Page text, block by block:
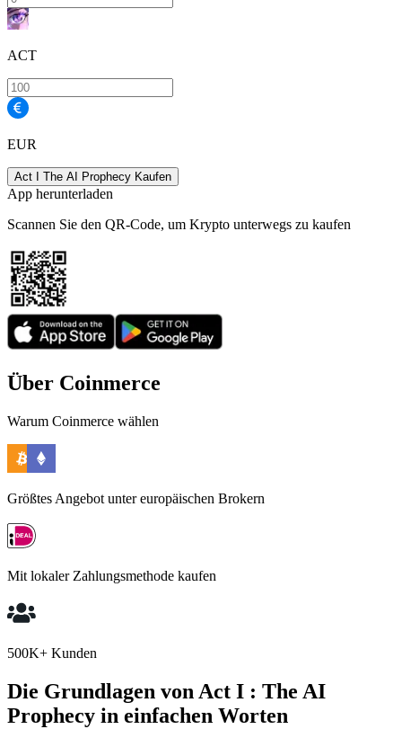
ACT
EUR
Act I The AI Prophecy Kaufen
App herunterladen
Scannen Sie den QR-Code, um Krypto unterwegs zu kaufen
Über Coinmerce
Warum Coinmerce wählen
Größtes Angebot unter europäischen Brokern
Mit lokaler Zahlungsmethode kaufen
500K+ Kunden
Die Grundlagen von Act I : The AI
Prophecy in einfachen Worten